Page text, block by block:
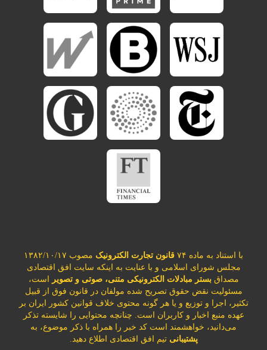
با استناد به ماده ۷۴ قانون تجارت الکترونیک
مصوب ۱۳۸۲/۱۰/۱۷
مجلس شورای اسلامی و با عنایت به اینکه سایت افق اقتصادی
مصداقبستر مبادلات الکترونیکی متنی، صوتی و تصویر
است،
مسئولیت نقض حقوق تصریح شده مولفان در قانون فوق از قبیل
تکثیر، اجرا و توزیع و یا هر گونه محتوی خلاف قوانین کشور ایران بر
عهده منبع اخبار و کاربران است. چنانچه محتوایی را شایسته تذکر
می‌دانید، خواهشمند است کد خبر را همراه با ذکر موضوع، به
پشتیبانی تیم افق اقتصادی اطلاع دهید.